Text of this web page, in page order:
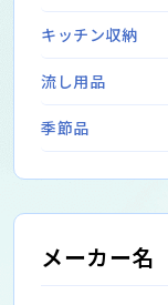
キッチン収納
流し用品
季節品
メーカー名